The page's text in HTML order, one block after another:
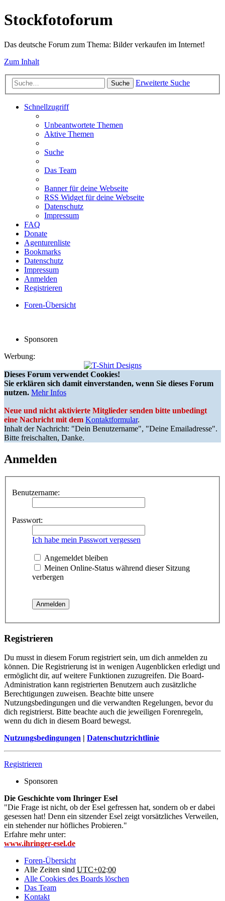
Stockfotoforum
Das deutsche Forum zum Thema: Bilder verkaufen im Internet!
Zum Inhalt
Suche Erweiterte Suche
Schnellzugriff
Unbeantwortete Themen
Aktive Themen
Suche
Das Team
Banner für deine Webseite
RSS Widget für deine Webseite
Datenschutz
Impressum
FAQ
Donate
Agenturenliste
Bookmarks
Datenschutz
Impressum
Anmelden
Registrieren
Foren-Übersicht
Sponsoren
Werbung:
Dieses Forum verwendet Cookies!
Sie erklären sich damit einverstanden, wenn Sie dieses Forum
nutzen. Mehr Infos
Neue und nicht aktivierte Mitglieder senden bitte unbedingt
eine Nachricht mit dem Kontaktformular.
Inhalt der Nachricht: "Dein Benutzername", "Deine Emailadresse".
Bitte freischalten, Danke.
Anmelden
Benutzername:
Passwort:
Ich habe mein Passwort vergessen
Angemeldet bleiben
Meinen Online-Status während dieser Sitzung
verbergen
Registrieren
Du musst in diesem Forum registriert sein, um dich anmelden zu
können. Die Registrierung ist in wenigen Augenblicken erledigt und
ermöglicht dir, auf weitere Funktionen zuzugreifen. Die Board-
Administration kann registrierten Benutzern auch zusätzliche
Berechtigungen zuweisen. Beachte bitte unsere
Nutzungsbedingungen und die verwandten Regelungen, bevor du
dich registrierst. Bitte beachte auch die jeweiligen Forenregeln,
wenn du dich in diesem Board bewegst.
Nutzungsbedingungen | Datenschutzrichtlinie
Registrieren
Sponsoren
Die Geschichte vom Ihringer Esel
"Die Frage ist nicht, ob der Esel gefressen hat, sondern ob er dabei
gesessen hat! Denn ein sitzender Esel zeigt vorsätzliches Verweilen,
ein stehender nur höfliches Probieren."
Erfahre mehr unter:
www.ihringer-esel.de
Foren-Übersicht
Alle Zeiten sind UTC+02:00
Alle Cookies des Boards löschen
Das Team
Kontakt